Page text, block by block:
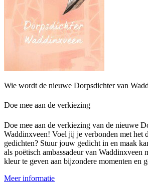
Wie wordt de nieuwe Dorpsdichter van
Doe mee aan de verkiezing
Doe mee aan de verkiezing van de nieuwe
Waddinxveen! Voel jij je verbonden met het
gedichten? Stuur jouw gedicht in en maak
als poëtisch ambassadeur van Waddinxveen
kleur te geven aan bijzondere momenten en
Meer informatie